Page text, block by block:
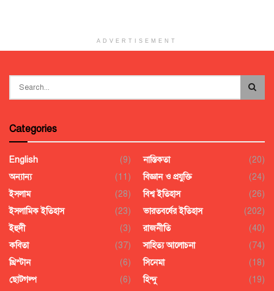
ADVERTISEMENT
Categories
English
(9)
অন্যান্য
(11)
ইসলাম
(28)
ইসলামিক ইতিহাস
(23)
ইহুদী
(3)
কবিতা
(37)
খ্রিস্টান
(6)
ছোটগল্প
(6)
নাস্তিকতা
(20)
বিজ্ঞান ও প্রযুক্তি
(24)
বিশ্ব ইতিহাস
(26)
ভারতবর্ষের ইতিহাস
(202)
রাজনীতি
(40)
সাহিত্য আলোচনা
(74)
সিনেমা
(18)
হিন্দু
(19)